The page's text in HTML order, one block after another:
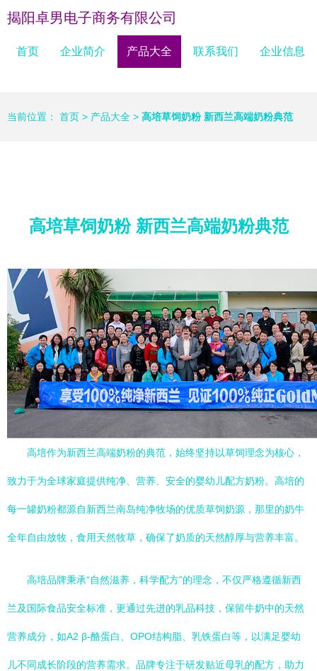
揭阳卓男电子商务有限公司
首页 企业简介 产品大全 联系我们 企业信息
当前位置： 首页 > 产品大全 > 高培草饲奶粉 新西兰高端奶粉典范
高培草饲奶粉 新西兰高端奶粉典范
高培作为新西兰高端奶粉的典范，始终坚持以草饲理念为核心，
致力于为全球家庭提供纯净、营养、安全的婴幼儿配方奶粉。高培的
每一罐奶粉都源自新西兰南岛纯净牧场的优质草饲奶源，那里的奶牛
全年自由放牧，食用天然牧草，确保了奶质的天然醇厚与营养丰富。
高培品牌秉承“自然滋养，科学配方”的理念，不仅严格遵循新西
兰及国际食品安全标准，更通过先进的乳品科技，保留牛奶中的天然
营养成分，如A2 β-酪蛋白、OPO结构脂、乳铁蛋白等，以满足婴幼
儿不同成长阶段的营养需求。品牌专注于研发贴近母乳的配方，助力